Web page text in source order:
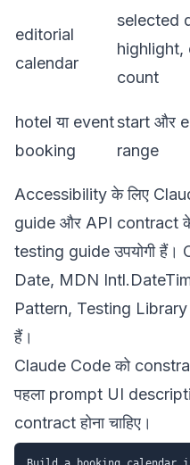
editorial
calendar
selected
highlight,
count
hotel या event
booking
start और
range
Accessibility के लिए
guide और API contract
testing guideउपयोगी
Date, MDN
Pattern, Testing Library
हैं।
Claude Code को
पहला prompt UI
contract होना चाहिए।